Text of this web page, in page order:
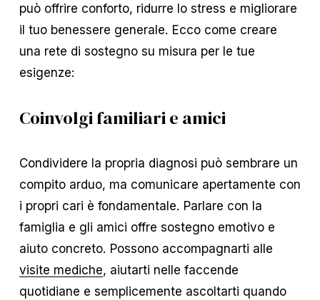
può offrire conforto, ridurre lo stress e migliorare
il tuo benessere generale. Ecco come creare
una rete di sostegno su misura per le tue
esigenze:
Coinvolgi familiari e amici
Condividere la propria diagnosi può sembrare un
compito arduo, ma comunicare apertamente con
i propri cari è fondamentale. Parlare con la
famiglia e gli amici offre sostegno emotivo e
aiuto concreto. Possono accompagnarti alle
visite mediche, aiutarti nelle faccende
quotidiane e semplicemente ascoltarti quando